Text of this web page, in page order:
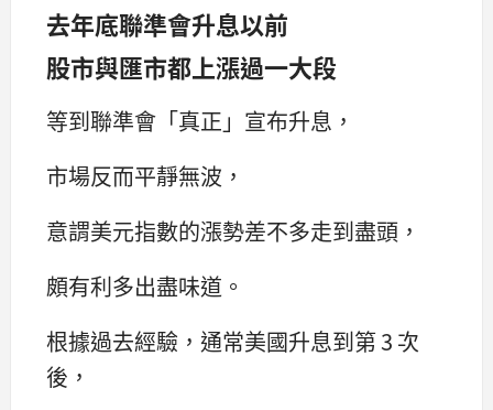
去年底聯準會升息以前
股市與匯市都上漲過一大段
等到聯準會「真正」宣布升息，
市場反而平靜無波，
意謂美元指數的漲勢差不多走到盡頭，
頗有利多出盡味道。
根據過去經驗，通常美國升息到第 3 次
後，